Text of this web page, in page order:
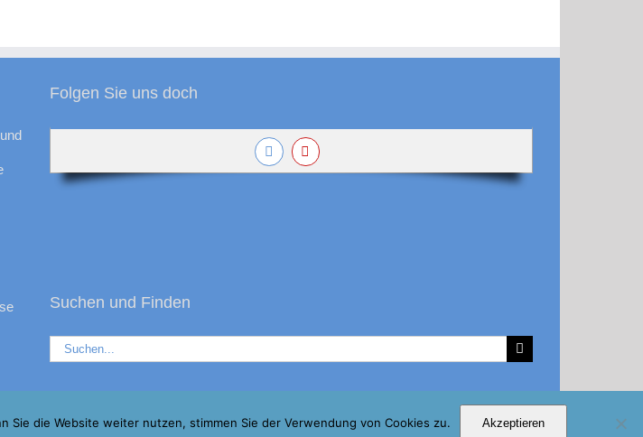
Folgen Sie uns doch
Suchen und Finden
Suche
nach:
Sie die Website weiter nutzen, stimmen Sie der Verwendung von Cookies zu. Akzeptieren